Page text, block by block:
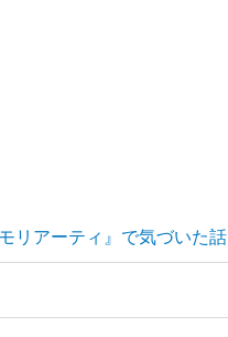
リアーティ』で気づいた話